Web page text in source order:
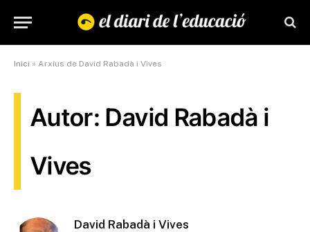
Inici » Arxius de David Rabadà i Vives
Autor: David Rabadà i
Vives
David Rabadà i Vives